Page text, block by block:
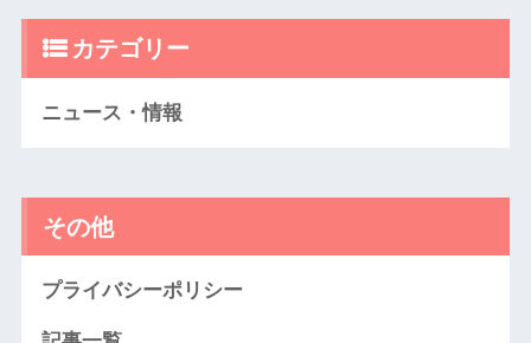
カテゴリー
ニュース・情報
その他
プライバシーポリシー